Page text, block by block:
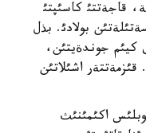
قاجةتتئ كاسئپتئ
بولادئ. بذل
كيئم جوندةيتئن،
اشئلاتئن
اكئمئنئث